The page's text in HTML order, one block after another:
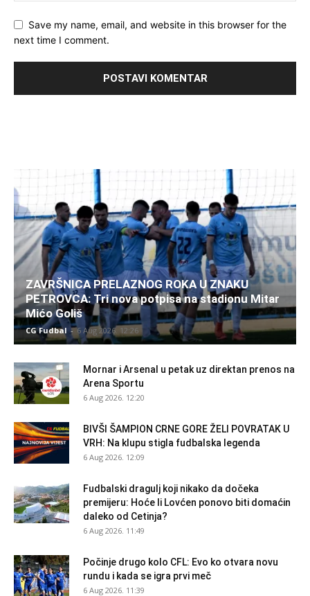
Save my name, email, and website in this browser for the
next time I comment.
ZAVRŠNICA PRELAZNOG ROKA U ZNAKU
PETROVCA: Tri nova potpisa na stadionu Mitar
Mićo Goliš
CG Fudbal - 6 Aug 2026. 12:26
Mornar i Arsenal u petak uz direktan prenos na
Arena Sportu
6 Aug 2026. 12:20
BIVŠI ŠAMPION CRNE GORE ŽELI POVRATAK U
VRH: Na klupu stigla fudbalska legenda
6 Aug 2026. 12:09
Fudbalski dragulj koji nikako da dočeka
premijeru: Hoće li Lovćen ponovo biti domaćin
daleko od Cetinja?
6 Aug 2026. 11:49
Počinje drugo kolo CFL: Evo ko otvara novu
rundu i kada se igra prvi meč
6 Aug 2026. 11:39